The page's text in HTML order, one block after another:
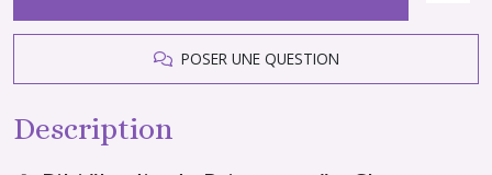
POSER UNE QUESTION
Description